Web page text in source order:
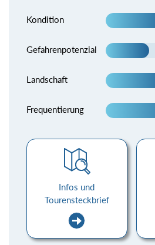
Kondition
Gefahrenpotenzial
Landschaft
Frequentierung
Infos und
Tourensteckbrief